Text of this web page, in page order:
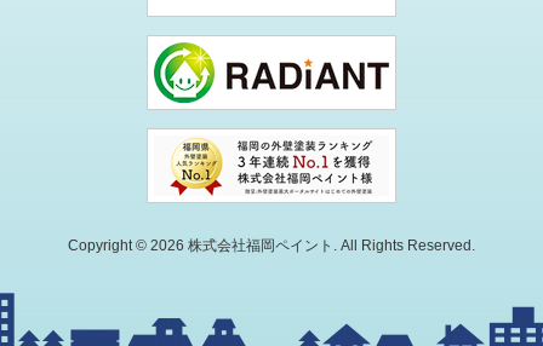
Copyright © 2026 株式会社福岡ペイント. All Rights Reserved.